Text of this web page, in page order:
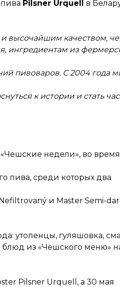
Pilsner Urquell в
высочайшим качеством,
ингредиентам из
пивоваров. С 2004 года
к истории и стать
недели», во время
пива, среди которых два
и Master Semi-
утопенцы, гуляшовка,
блюд из «Чешского меню»
Pilsner Urquell, а 30 мая